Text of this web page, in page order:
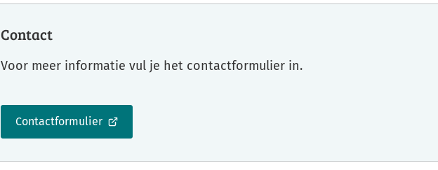
Contact
Voor meer informatie vul je het contactformulier in.
Contactformulier
(Verwijst
een